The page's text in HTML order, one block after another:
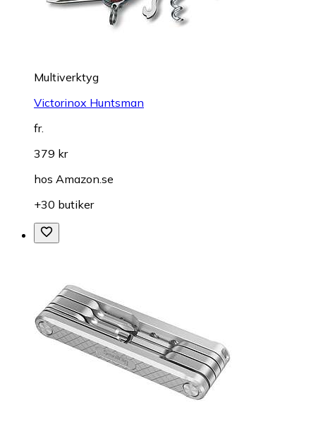
Multiverktyg
Victorinox Huntsman
fr.
379 kr
hos Amazon.se
+30 butiker